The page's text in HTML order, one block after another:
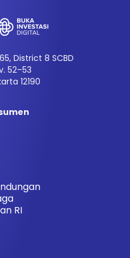
District 8 SCBD
52–53
12190
RI